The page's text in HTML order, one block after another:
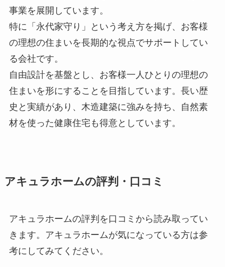
事業を展開しています。
特に「永代家守り」という考え方を掲げ、お客様
の理想の住まいを長期的な視点でサポートしてい
る会社です。
自由設計を基盤とし、お客様一人ひとりの理想の
住まいを形にすることを目指しています。長い歴
史と実績があり、木造建築に強みを持ち、自然素
材を使った健康住宅も得意としています。
アキュラホームの評判・口コミ
アキュラホームの評判を口コミから読み取ってい
きます。アキュラホームが気になっている方は参
考にしてみてください。